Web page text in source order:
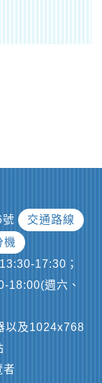
交通路線
機
17:30；
18:00(週六、
以及1024x768
者